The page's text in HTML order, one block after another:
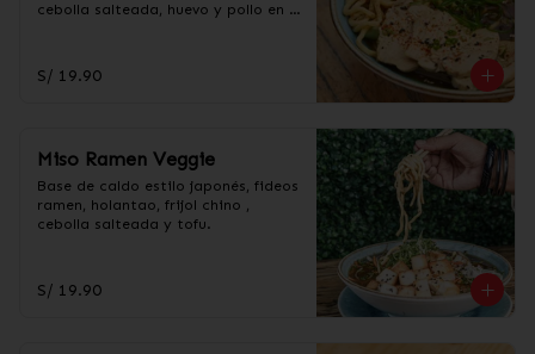
cebolla salteada, huevo y pollo en
S/ 19.90
Miso Ramen Veggie
Base de caldo estilo japonés, fideos
ramen, holantao, frijol chino ,
cebolla salteada y tofu.
S/ 19.90